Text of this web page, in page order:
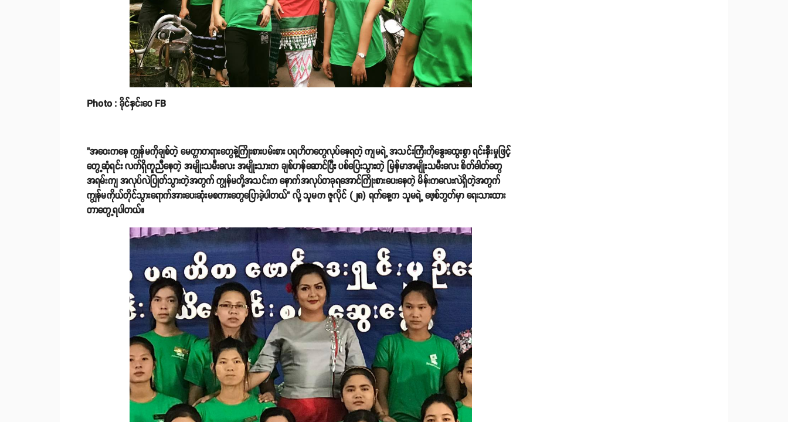
Photo : ခိုင်နှင်းဝေ FB
"အဝေးကနေ ကျွန်မကိုချစ်တဲ့ မေတ္တာတရားတွေနဲ့ကြိုးစားပမ်းစား ပရဟိတတွေလုပ်နေရတဲ့ ကျမရဲ့ အသင်းကြီးကိုနွေးထွေးစွာ ရင်းနှီးမှုဖြင့်
တွေ့ဆုံရင်း လက်ရှိကူညီနေတဲ့ အမျိုးသမီးလေး အမျိုးသားက ချစ်ဟန်ဆောင်ပြီး ပစ်ပြေးသွားတဲ့ မြန်မာအမျိုးသမီးလေး စိတ်ဓါတ်တွေ
အရမ်းကျ အလုပ်လဲပြုတ်သွားတဲ့အတွက် ကျွန်မတို့အသင်းက နောက်အလုပ်တခုရအောင်ကြိုးစားပေးနေတဲ့ မိန်းကလေးလဲရှိတဲ့အတွက်
ကျွန်မကိုယ်တိုင်သွားရောက်အားပေးဆုံးမစကားတွေပြောခဲ့ပါတယ်" လို့ သူမက ဇူလိုင် (၂၈) ရက်နေ့က သူမရဲ့ ဖေ့စ်ဘွတ်မှာ ရေးသားထား
တာတွေ့ရပါတယ်။